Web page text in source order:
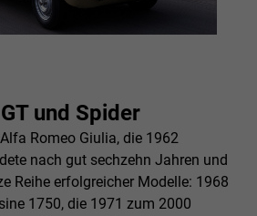
und Spider
Romeo Giulia, die 1962
nach gut sechzehn Jahren und
Reihe erfolgreicher Modelle: 1968
1750, die 1971 zum 2000